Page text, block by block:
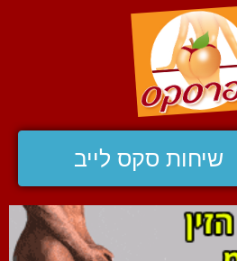
שיחות סקס לייב